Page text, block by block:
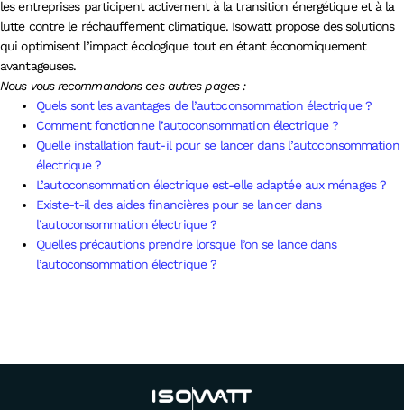
les entreprises participent activement à la transition énergétique et à la
lutte contre le réchauffement climatique. Isowatt propose des solutions
qui optimisent l’impact écologique tout en étant économiquement
avantageuses.
Nous vous recommandons ces autres pages :
Quels sont les avantages de l’autoconsommation électrique ?
Comment fonctionne l’autoconsommation électrique ?
Quelle installation faut-il pour se lancer dans l’autoconsommation
électrique ?
L’autoconsommation électrique est-elle adaptée aux ménages ?
Existe-t-il des aides financières pour se lancer dans
l’autoconsommation électrique ?
Quelles précautions prendre lorsque l’on se lance dans
l’autoconsommation électrique ?